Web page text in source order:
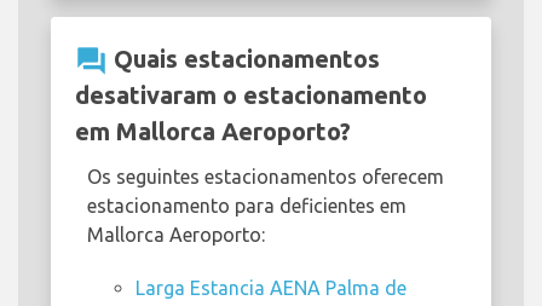
question_answer Quais estacionamentos
desativaram o estacionamento
em Mallorca Aeroporto?
Os seguintes estacionamentos oferecem
estacionamento para deficientes em
Mallorca Aeroporto:
Larga Estancia AENA Palma de